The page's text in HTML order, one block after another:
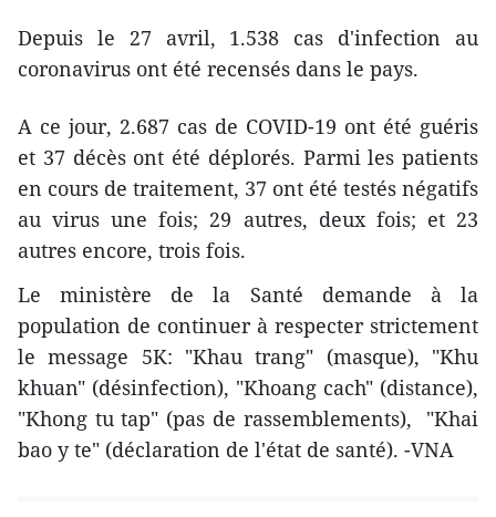
Depuis le 27 avril, 1.538 cas d'infection au
coronavirus ont été recensés dans le pays.
A ce jour, 2.687 cas de COVID-19 ont été guéris
et 37 décès ont été déplorés. Parmi les patients
en cours de traitement, 37 ont été testés négatifs
au virus une fois; 29 autres, deux fois; et 23
autres encore, trois fois.
Le ministère de la Santé demande à la
population de continuer à respecter strictement
le message 5K: "Khau trang" (masque), "Khu
khuan" (désinfection), "Khoang cach" (distance),
"Khong tu tap" (pas de rassemblements), "Khai
bao y te" (déclaration de l'état de santé). -VNA